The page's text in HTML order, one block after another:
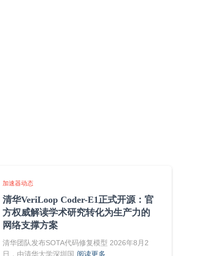
加速器动态
清华VeriLoop Coder-E1正式开源：官
方权威解读学术研究转化为生产力的
网络支撑方案
清华团队发布SOTA代码修复模型 2026年8月2
日，由清华大学深圳国 阅读更多